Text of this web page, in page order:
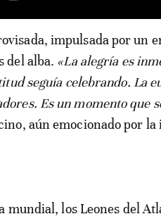
impulsada por un
del alba. «La alegría es
seguía celebrando. La
Es un momento que
aún emocionado por
mundial, los Leones del